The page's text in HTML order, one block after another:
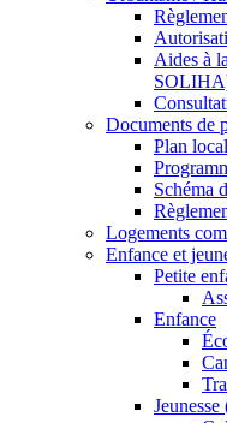
Aides à
Documents de
Plan
Schéma
Logements
Enfance et
Petite
Enfance